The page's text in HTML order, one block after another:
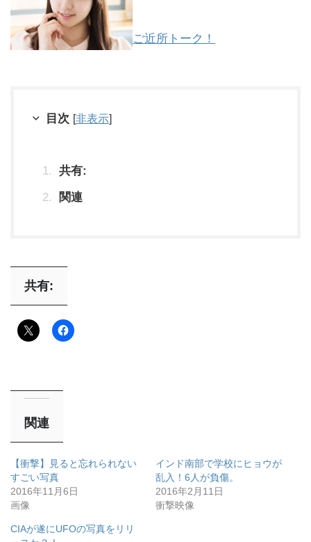
ご近所トーク！
目次 [非表示]
共有:
関連
共有:
関連
【衝撃】見ると忘れられない
すごい写真
2016年11月6日
画像
インド南部で学校にヒョウが
乱入！6人が負傷。
2016年2月11日
衝撃映像
CIAが遂にUFOの写真をリリ